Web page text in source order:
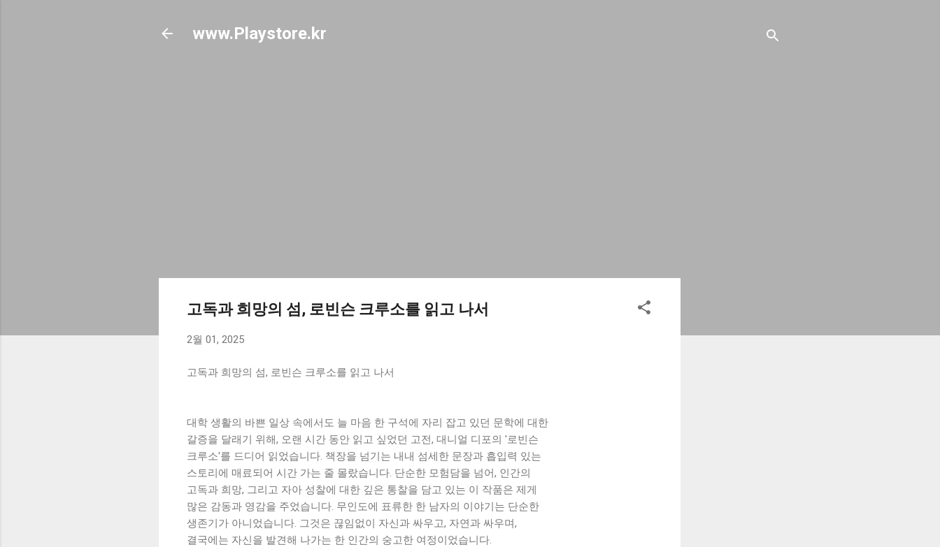
www.Playstore.kr
고독과 희망의 섬, 로빈슨 크루소를 읽고 나서
2월 01, 2025
고독과 희망의 섬, 로빈슨 크루소를 읽고 나서
대학 생활의 바쁜 일상 속에서도 늘 마음 한 구석에 자리 잡고 있던 문학에 대한
갈증을 달래기 위해, 오랜 시간 동안 읽고 싶었던 고전, 대니얼 디포의 '로빈슨
크루소'를 드디어 읽었습니다. 책장을 넘기는 내내 섬세한 문장과 흡입력 있는
스토리에 매료되어 시간 가는 줄 몰랐습니다. 단순한 모험담을 넘어, 인간의
고독과 희망, 그리고 자아 성찰에 대한 깊은 통찰을 담고 있는 이 작품은 제게
많은 감동과 영감을 주었습니다. 무인도에 표류한 한 남자의 이야기는 단순한
생존기가 아니었습니다. 그것은 끊임없이 자신과 싸우고, 자연과 싸우며,
결국에는 자신을 발견해 나가는 한 인간의 숭고한 여정이었습니다.